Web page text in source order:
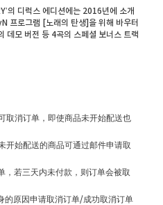
의 디럭스 에디션에는 2016년에 소개
로그램 [노래의 탄생]을 위해 바우터
데모 버전 등 4곡의 스페셜 보너스 트랙
取消订单，即使商品未开始配送也
开始配送的商品可通过邮件申请取
，若三天内未付款，则订单会被取
的原因申请取消订单/成功取消订单